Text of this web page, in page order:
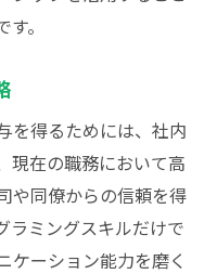
。
を得るためには、社内
現在の職務において高
や同僚からの信頼を得
ラミングスキルだけで
ケーション能力を磨く